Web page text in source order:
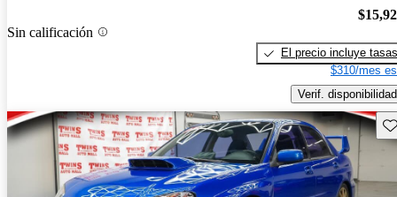
Sin calificación
El precio incluye tasas
$310/mes
Verif. disponibilidad